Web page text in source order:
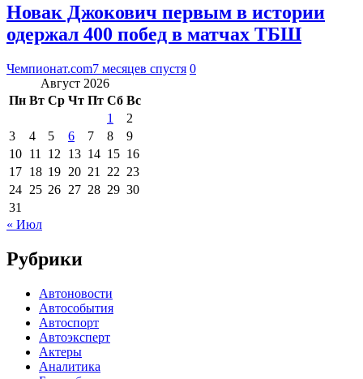
Новак Джокович первым в истории
одержал 400 побед в матчах ТБШ
Чемпионат.com7 месяцев спустя 0
Август 2026
Пн Вт Ср Чт Пт Сб Вс
1
2
3
4 5 6 7 8
9
10 11 12 13 14 15 16
17 18 19 20 21 22 23
24 25 26 27 28 29 30
31
« Июл
Рубрики
Автоновости
Автособытия
Автоспорт
Автоэксперт
Актеры
Аналитика